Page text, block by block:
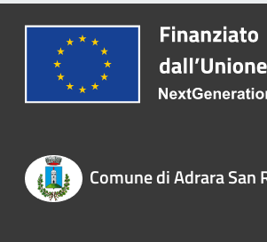
Comune di Adrara San